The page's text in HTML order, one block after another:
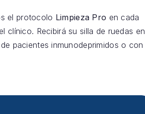
el protocolo Limpieza Pro en cada
Recibirá su silla de ruedas en
pacientes inmunodeprimidos o con